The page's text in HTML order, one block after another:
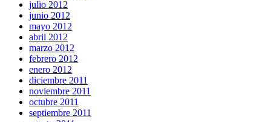
julio 2012
junio 2012
mayo 2012
abril 2012
marzo 2012
febrero 2012
enero 2012
diciembre 2011
noviembre 2011
octubre 2011
septiembre 2011